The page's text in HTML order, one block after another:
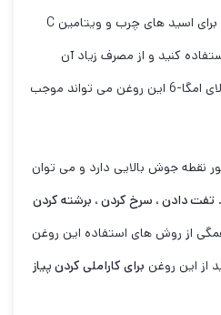
است . این روغن منبعی مناسب برای اسید های چرب و ویتامین C
کنید و از مصرف زیاد آن
خودداری کنید ، چرا که میزان بالای امگا-6 این روغن می تواند موجب
نقطه جوش بالایی دارد و می توان
تفت دادن ، سرخ کردن ، برشته کردن
از روش های استفاده این روغن
از این روغن برای کاراملی کردن پیاز